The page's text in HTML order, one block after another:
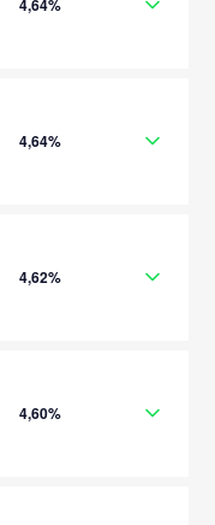
4,64%
4,64%
4,62%
4,60%